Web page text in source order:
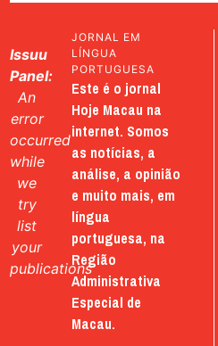
Issuu
Panel:
An
error
occurred
while
we
try
list
your
publications
JORNAL EM
LÍNGUA
PORTUGUESA
Este é o jornal
Hoje Macau na
internet. Somos
as notícias, a
análise, a opinião
e muito mais, em
língua
portuguesa, na
Região
Administrativa
Especial de
Macau.